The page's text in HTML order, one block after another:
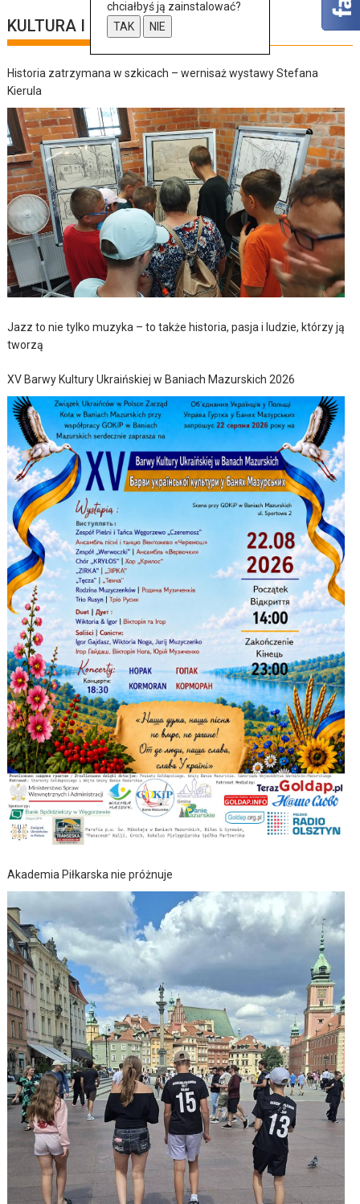
KULTURA I SZTUKA
Historia zatrzymana w szkicach – wernisaż wystawy Stefana
Kierula
Jazz to nie tylko muzyka – to także historia, pasja i ludzie, którzy ją
tworzą
XV Barwy Kultury Ukraińskiej w Baniach Mazurskich 2026
Akademia Piłkarska nie próżnuje
chciałbyś ją zainstalować?
TAK
NIE